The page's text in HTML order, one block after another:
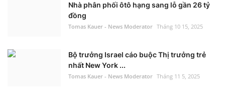
Nhà phân phối ôtô hạng sang lỗ gần 26 tỷ
đồng
Tomas Kauer - News Moderator Tháng 10 15, 2025
Bộ trưởng Israel cáo buộc Thị trưởng trẻ
nhất New York ...
Tomas Kauer - News Moderator Tháng 11 5, 2025